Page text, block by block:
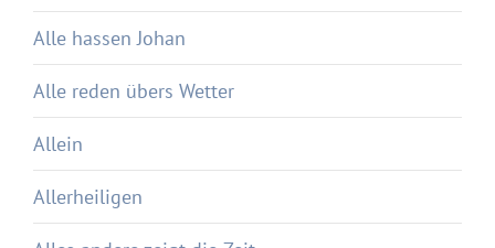
Alle hassen Johan
Alle reden übers Wetter
Allein
Allerheiligen